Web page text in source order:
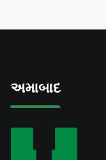
અમાબાદ